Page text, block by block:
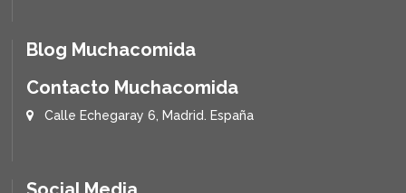
Blog Muchacomida
Contacto Muchacomida
Calle Echegaray 6, Madrid. España